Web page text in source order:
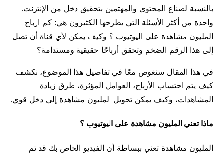
بالنسبة لصناع المحتوى والمهتمين بتحقيق دخل من الإنترنت.
واحدة من أكثر الأسئلة التي يطرحها الكثيرون هي: كم ارباح
المليون مشاهدة على اليوتيوب ؟ وكيف يمكن لأي قناة أن تصل
إلى هذا الرقم الضخم وتحقق أرباحًا حقيقية ومستدامة؟
في هذا المقال سنغوص معًا في تفاصيل هذا الموضوع، نكشف
كيف يتم احتساب الأرباح، العوامل المؤثرة، طرق زيادة
المشاهدات، وكيف يمكن تحويل المليون مشاهدة إلى دخل قوي.
ماذا تعني المليون مشاهدة على اليوتيوب ؟
المليون مشاهدة تعني ببساطة أن الفيديو الخاص بك قد تم